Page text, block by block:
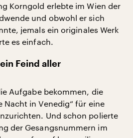
Korngold erlebte im Wien der
und obwohl er sich
jemals ein originales Werk
es einfach.
Feind aller
Aufgabe bekommen, die
Nacht in Venedig“ für eine
Und schon polierte
der Gesangsnummern im